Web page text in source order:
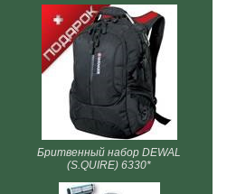
Бритвенный набор DEWAL
(S.QUIRE) 6330*